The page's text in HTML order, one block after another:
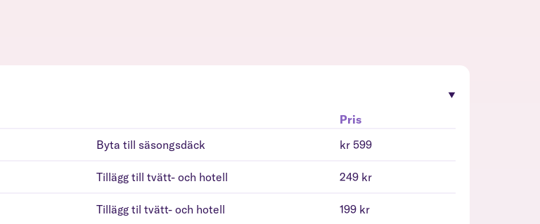
Pris
Byta till säsongsdäck kr 599
Tillägg till tvätt- och hotell 249 kr
Tillägg til tvätt- och hotell 199 kr